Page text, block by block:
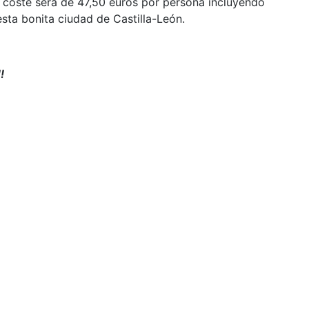
bonita ciudad de Castilla-León.